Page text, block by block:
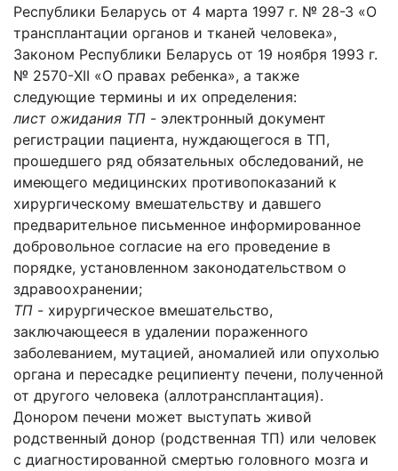
Республики Беларусь от 4 марта 1997 г. № 28-З «О
трансплантации органов и тканей человека»,
Законом Республики Беларусь от 19 ноября 1993 г.
№ 2570-XII «О правах ребенка», а также
следующие термины и их определения:
лист ожидания ТП - электронный документ
регистрации пациента, нуждающегося в ТП,
прошедшего ряд обязательных обследований, не
имеющего медицинских противопоказаний к
хирургическому вмешательству и давшего
предварительное письменное информированное
добровольное согласие на его проведение в
порядке, установленном законодательством о
здравоохранении;
ТП - хирургическое вмешательство,
заключающееся в удалении пораженного
заболеванием, мутацией, аномалией или опухолью
органа и пересадке реципиенту печени, полученной
от другого человека (аллотрансплантация).
Донором печени может выступать живой
родственный донор (родственная ТП) или человек
с диагностированной смертью головного мозга и